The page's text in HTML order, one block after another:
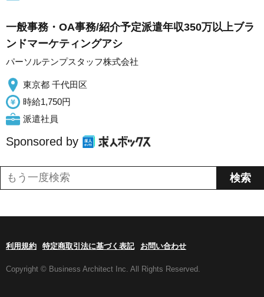
一般事務・OA事務/紹介予定派遣年収350万以上ブラ
ンドマーケティングアシ
パーソルテンプスタッフ株式会社
東京都 千代田区
時給1,750円
派遣社員
Sponsored by
利用規約 特定商取引法に基づく表記 お問い合わせ
Copyright © Business Architect Inc. All Rights Reserved.